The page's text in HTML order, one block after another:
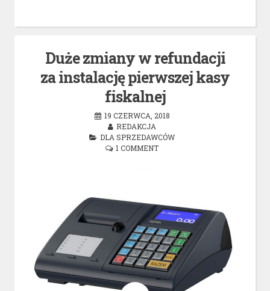
Duże zmiany w refundacji
za instalację pierwszej kasy
fiskalnej
19 CZERWCA, 2018
REDAKCJA
DLA SPRZEDAWCÓW
1 COMMENT